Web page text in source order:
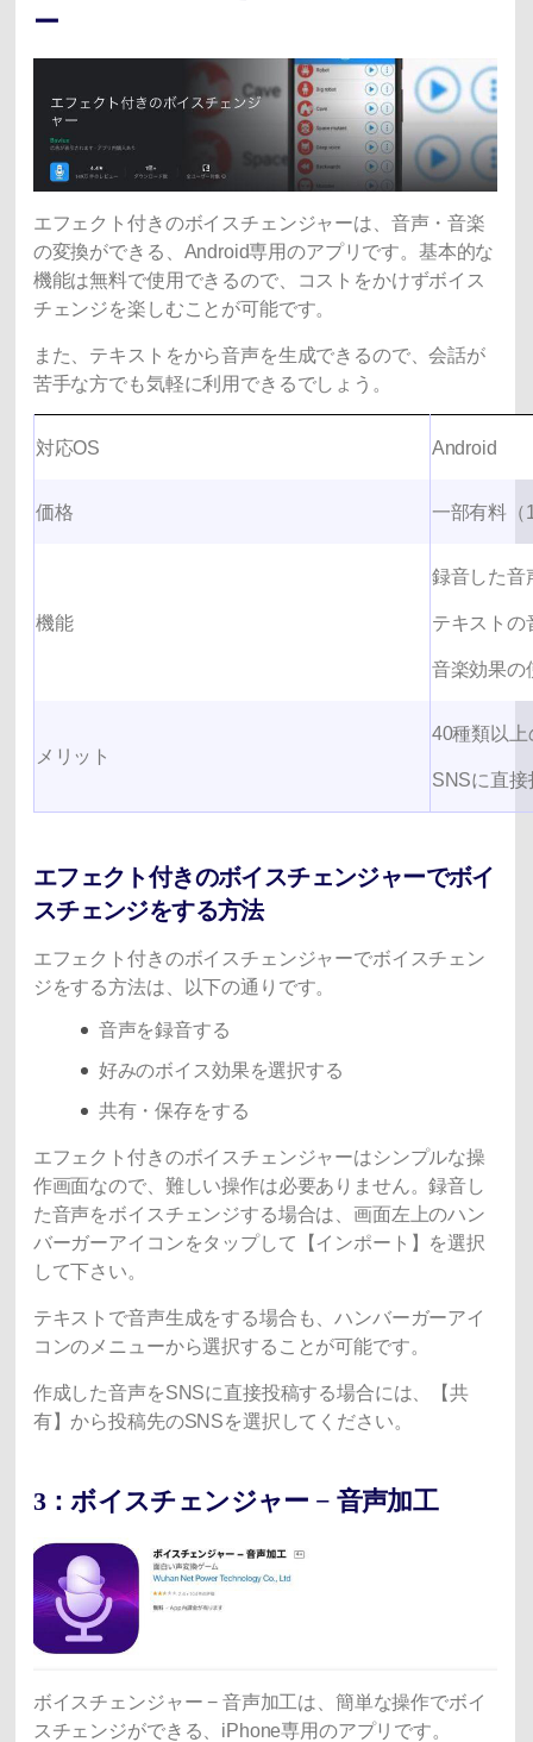
ー
エフェクト付きのボイスチェンジャーは、音声・音楽
の変換ができる、Android専用のアプリです。基本的な
機能は無料で使用できるので、コストをかけずボイス
チェンジを楽しむことが可能です。
また、テキストをから音声を生成できるので、会話が
苦手な方でも気軽に利用できるでしょう。
対応OS Android
価格 一部有料（
機能
録音した音
テキストの
音楽効果の
メリット
40種類以
SNSに直
エフェクト付きのボイスチェンジャーでボイ
スチェンジをする方法
エフェクト付きのボイスチェンジャーでボイスチェン
ジをする方法は、以下の通りです。
音声を録音する
好みのボイス効果を選択する
共有・保存をする
エフェクト付きのボイスチェンジャーはシンプルな操
作画面なので、難しい操作は必要ありません。録音し
た音声をボイスチェンジする場合は、画面左上のハン
バーガーアイコンをタップして【インポート】を選択
して下さい。
テキストで音声生成をする場合も、ハンバーガーアイ
コンのメニューから選択することが可能です。
作成した音声をSNSに直接投稿する場合には、【共
有】から投稿先のSNSを選択してください。
3：ボイスチェンジャー − 音声加工
ボイスチェンジャー − 音声加工は、簡単な操作でボイ
スチェンジができる、iPhone専用のアプリです。